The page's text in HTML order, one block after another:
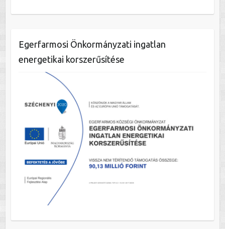
Egerfarmosi Önkormányzati ingatlan
energetikai korszerűsítése